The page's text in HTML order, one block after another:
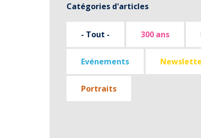
Catégories d'articles
- Tout - 300 ans
Evénements
Portraits